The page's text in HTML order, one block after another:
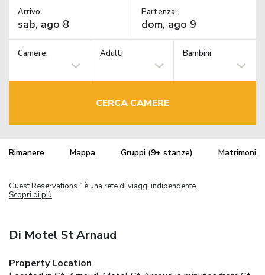
Arrivo: Partenza:
Camere: Adulti Bambini
CERCA CAMERE
Rimanere Mappa Gruppi (9+ stanze) Matrimoni
Guest Reservations TM
è una rete di viaggi indipendente.
Scopri di più
Di Motel St Arnaud
Property Location